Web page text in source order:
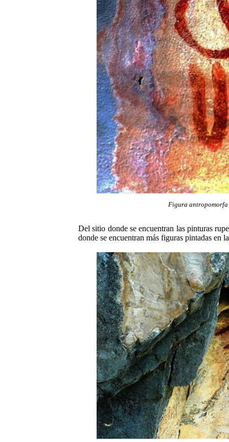
Figura
Del sitio donde se encuentran las pinturas
donde se encuentran más figuras pintadas en